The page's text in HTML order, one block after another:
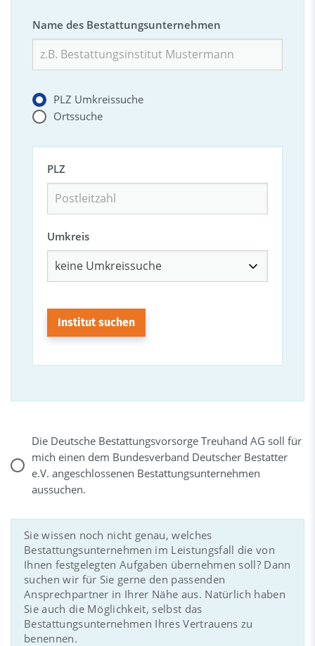
Name des Bestattungsunternehmen
PLZ Umkreissuche
Ortssuche
PLZ
Umkreis
Die Deutsche Bestattungsvorsorge Treuhand AG soll für
mich einen dem Bundesverband Deutscher Bestatter
e.V. angeschlossenen Bestattungsunternehmen
aussuchen.
Sie wissen noch nicht genau, welches
Bestattungsunternehmen im Leistungsfall die von
Ihnen festgelegten Aufgaben übernehmen soll? Dann
suchen wir für Sie gerne den passenden
Ansprechpartner in Ihrer Nähe aus. Natürlich haben
Sie auch die Möglichkeit, selbst das
Bestattungsunternehmen Ihres Vertrauens zu
benennen.